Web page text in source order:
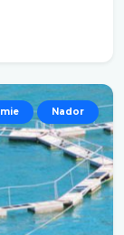
Nador